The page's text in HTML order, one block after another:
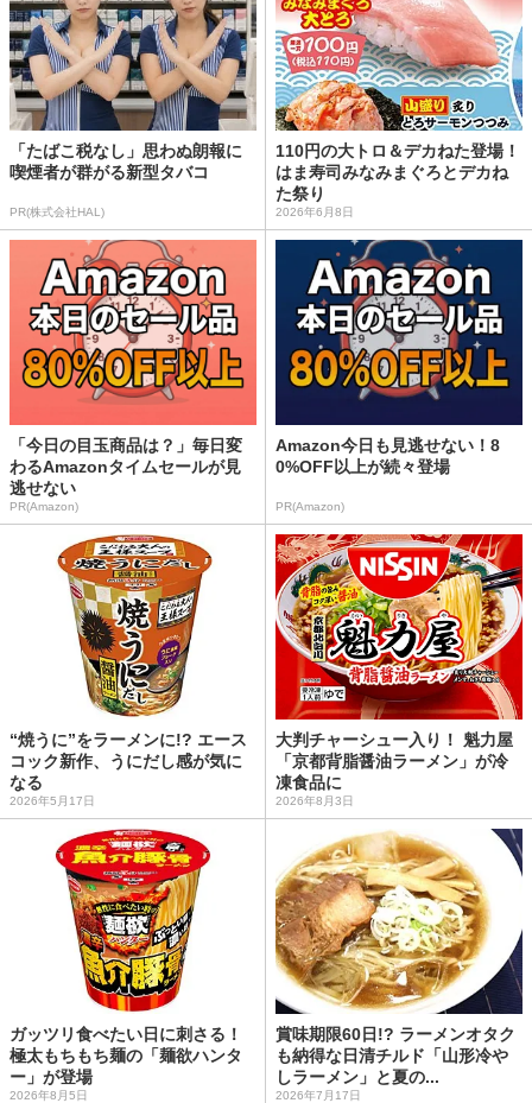
「たばこ税なし」思わぬ朗報に
喫煙者が群がる新型タバコ
PR(株式会社HAL)
110円の大トロ＆デカねた登場！
はま寿司みなみまぐろとデカね
た祭り
2026年6月8日
「今日の目玉商品は？」毎日変
わるAmazonタイムセールが見
逃せない
PR(Amazon)
Amazon今日も見逃せない！8
0%OFF以上が続々登場
PR(Amazon)
“焼うに”をラーメンに!? エース
コック新作、うにだし感が気に
なる
2026年5月17日
大判チャーシュー入り！ 魁力屋
「京都背脂醤油ラーメン」が冷
凍食品に
2026年8月3日
ガッツリ食べたい日に刺さる！
極太もちもち麺の「麺欲ハンタ
ー」が登場
2026年8月5日
賞味期限60日!? ラーメンオタク
も納得な日清チルド「山形冷や
しラーメン」と夏の...
2026年7月17日